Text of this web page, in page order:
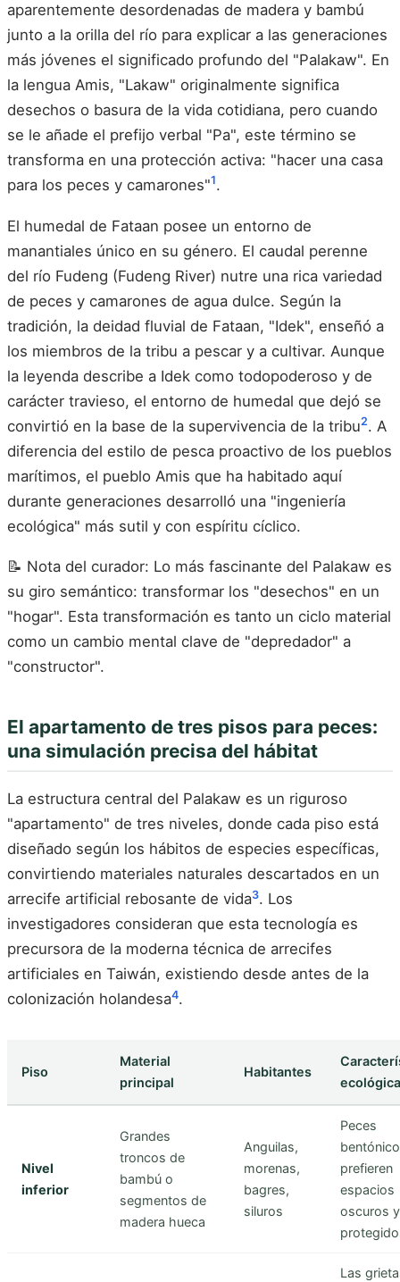
aparentemente desordenadas de madera y bambú
junto a la orilla del río para explicar a las generaciones
más jóvenes el significado profundo del "Palakaw". En
la lengua Amis, "Lakaw" originalmente significa
desechos o basura de la vida cotidiana, pero cuando
se le añade el prefijo verbal "Pa", este término se
transforma en una protección activa: "hacer una casa
para los peces y camarones"1.
El humedal de Fataan posee un entorno de
manantiales único en su género. El caudal perenne
del río Fudeng (Fudeng River) nutre una rica variedad
de peces y camarones de agua dulce. Según la
tradición, la deidad fluvial de Fataan, "Idek", enseñó a
los miembros de la tribu a pescar y a cultivar. Aunque
la leyenda describe a Idek como todopoderoso y de
carácter travieso, el entorno de humedal que dejó se
convirtió en la base de la supervivencia de la tribu2. A
diferencia del estilo de pesca proactivo de los pueblos
marítimos, el pueblo Amis que ha habitado aquí
durante generaciones desarrolló una "ingeniería
ecológica" más sutil y con espíritu cíclico.
📝 Nota del curador: Lo más fascinante del Palakaw es
su giro semántico: transformar los "desechos" en un
"hogar". Esta transformación es tanto un ciclo material
como un cambio mental clave de "depredador" a
"constructor".
El apartamento de tres pisos para peces:
una simulación precisa del hábitat
La estructura central del Palakaw es un riguroso
"apartamento" de tres niveles, donde cada piso está
diseñado según los hábitos de especies específicas,
convirtiendo materiales naturales descartados en un
arrecife artificial rebosante de vida3. Los
investigadores consideran que esta tecnología es
precursora de la moderna técnica de arrecifes
artificiales en Taiwán, existiendo desde antes de la
colonización holandesa4.
Piso
Material
principal
Habitantes
Nivel
inferior
Grandes
troncos de
bambú o
segmentos de
madera hueca
Anguilas,
morenas,
bagres,
siluros
Peces
prefieren
espacios
oscuros y
Las